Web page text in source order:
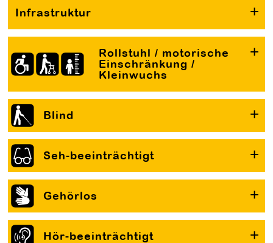
Infrastruktur
Rollstuhl / motorische
Einschränkung /
Kleinwuchs
Blind
Seh-beeinträchtigt
Gehörlos
Hör-beeinträchtigt